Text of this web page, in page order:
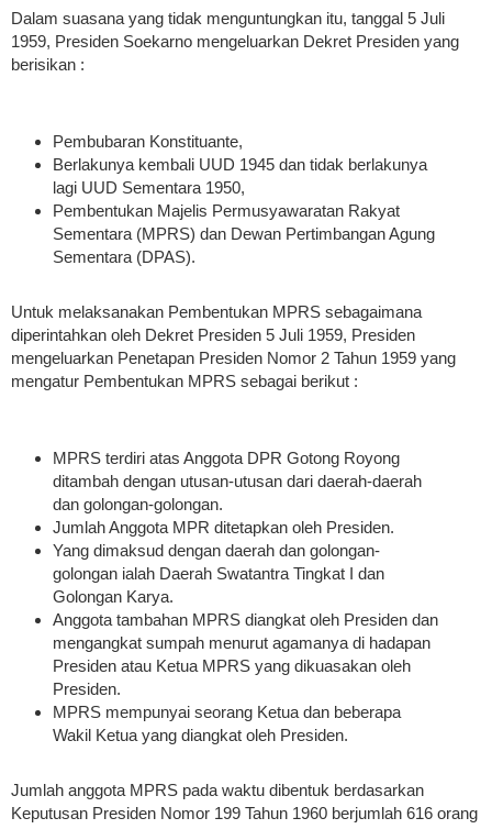
Dalam suasana yang tidak menguntungkan itu, tanggal 5 Juli
1959, Presiden Soekarno mengeluarkan Dekret Presiden yang
berisikan :
Pembubaran Konstituante,
Berlakunya kembali UUD 1945 dan tidak berlakunya
lagi UUD Sementara 1950,
Pembentukan Majelis Permusyawaratan Rakyat
Sementara (MPRS) dan Dewan Pertimbangan Agung
Sementara (DPAS).
Untuk melaksanakan Pembentukan MPRS sebagaimana
diperintahkan oleh Dekret Presiden 5 Juli 1959, Presiden
mengeluarkan Penetapan Presiden Nomor 2 Tahun 1959 yang
mengatur Pembentukan MPRS sebagai berikut :
MPRS terdiri atas Anggota DPR Gotong Royong
ditambah dengan utusan-utusan dari daerah-daerah
dan golongan-golongan.
Jumlah Anggota MPR ditetapkan oleh Presiden.
Yang dimaksud dengan daerah dan golongan-
golongan ialah Daerah Swatantra Tingkat I dan
Golongan Karya.
Anggota tambahan MPRS diangkat oleh Presiden dan
mengangkat sumpah menurut agamanya di hadapan
Presiden atau Ketua MPRS yang dikuasakan oleh
Presiden.
MPRS mempunyai seorang Ketua dan beberapa
Wakil Ketua yang diangkat oleh Presiden.
Jumlah anggota MPRS pada waktu dibentuk berdasarkan
Keputusan Presiden Nomor 199 Tahun 1960 berjumlah 616 orang